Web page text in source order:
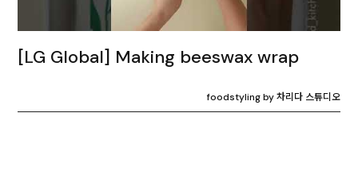
[LG Global] Making beeswax wrap
foodstyling by 차리다 스튜디오